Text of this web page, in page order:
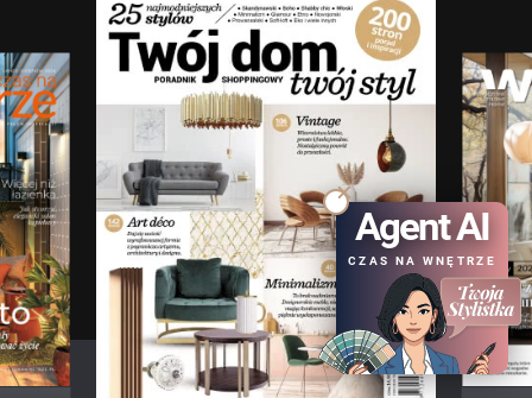
Agent AI
CZAS NA WNĘTRZE